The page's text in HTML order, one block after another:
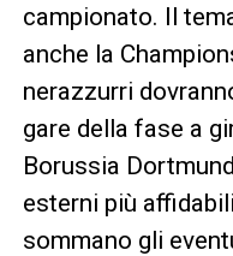
campionato. Il
anche la
nerazzurri
gare della fase a
Borussia
esterni più
sommano gli